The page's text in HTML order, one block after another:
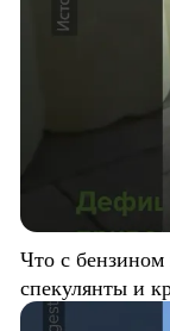
Что с
спекулянты и